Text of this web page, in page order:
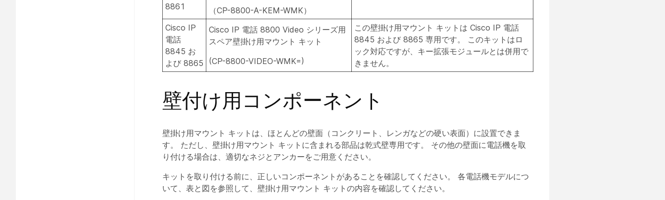
8861
（CP-8800-A-KEM-WMK）
Cisco IP
電話
8845 お
よび 8865
Cisco IP 電話 8800 Video シリーズ用
スペア壁掛け用マウント キット
(CP-8800-VIDEO-WMK=)
この壁掛け用マウント キットは Cisco IP 電話
8845 および 8865 専用です。 このキットはロ
ック対応ですが、キー拡張モジュールとは併用で
きません。
壁付け用コンポーネント
壁掛け用マウント キットは、ほとんどの壁面（コンクリート、レンガなどの硬い表面）に設置できま
す。 ただし、壁掛け用マウント キットに含まれる部品は乾式壁専用です。 その他の壁面に電話機を取
り付ける場合は、適切なネジとアンカーをご用意ください。
キットを取り付ける前に、正しいコンポーネントがあることを確認してください。 各電話機モデルにつ
いて、表と図を参照して、壁掛け用マウント キットの内容を確認してください。